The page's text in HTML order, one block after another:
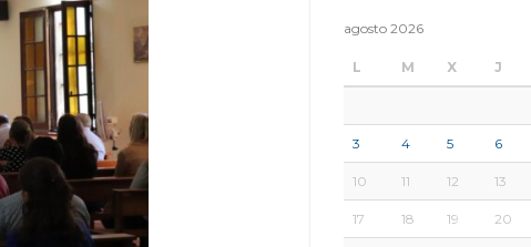
agosto 2026
L M X J
3 4 5 6
10 11 12 13
17 18 19 20